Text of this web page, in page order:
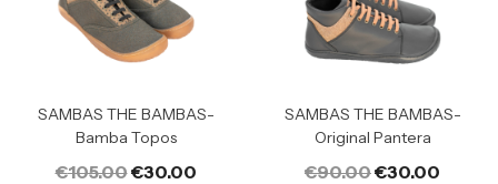
SAMBAS THE BAMBAS-
Bamba Topos
€105.00€30.00
SAMBAS THE BAMBAS-
Original Pantera
€90.00€30.00